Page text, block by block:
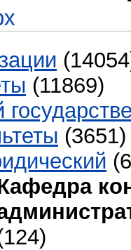
(11869)
(3651)